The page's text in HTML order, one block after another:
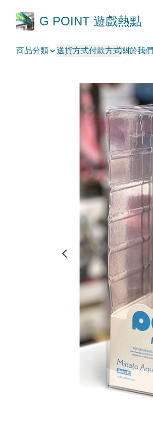
G POINT 遊戲熱點
商品分類 送貨方式付款方式關於我們